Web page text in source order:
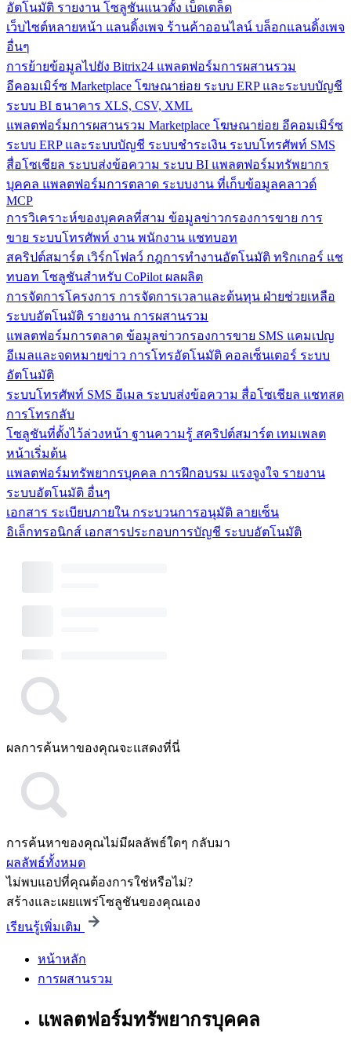
อัตโนมัติ รายงาน โซลูชันแนวตั้ง เบ็ดเตล็ด
เว็บไซต์หลายหน้า แลนดิ้งเพจ ร้านค้าออนไลน์ บล็อกแลนดิ้งเพจ
อื่นๆ
การย้ายข้อมูลไปยัง Bitrix24 แพลตฟอร์มการผสานรวม
อีคอมเมิร์ซ Marketplace โฆษณาย่อย ระบบ ERP และระบบบัญชี
ระบบ BI ธนาคาร XLS, CSV, XML
แพลตฟอร์มการผสานรวม Marketplace โฆษณาย่อย อีคอมเมิร์ซ
ระบบ ERP และระบบบัญชี ระบบชำระเงิน ระบบโทรศัพท์ SMS
สื่อโซเชียล ระบบส่งข้อความ ระบบ BI แพลตฟอร์มทรัพยากร
บุคคล แพลตฟอร์มการตลาด ระบบงาน ที่เก็บข้อมูลคลาวด์
MCP
การวิเคราะห์ของบุคคลที่สาม ข้อมูลข่าวกรองการขาย การ
ขาย ระบบโทรศัพท์ งาน พนักงาน แชทบอท
สคริปต์สมาร์ต เวิร์กโฟลว์ กฎการทำงานอัตโนมัติ ทริกเกอร์ แช
ทบอท โซลูชันสำหรับ CoPilot ผลผลิต
การจัดการโครงการ การจัดการเวลาและต้นทุน ฝ่ายช่วยเหลือ
ระบบอัตโนมัติ รายงาน การผสานรวม
แพลตฟอร์มการตลาด ข้อมูลข่าวกรองการขาย SMS แคมเปญ
อีเมลและจดหมายข่าว การโทรอัตโนมัติ คอลเซ็นเตอร์ ระบบ
อัตโนมัติ
ระบบโทรศัพท์ SMS อีเมล ระบบส่งข้อความ สื่อโซเชียล แชทสด
การโทรกลับ
โซลูชันที่ตั้งไว้ล่วงหน้า ฐานความรู้ สคริปต์สมาร์ต เทมเพลต
หน้าเริ่มต้น
แพลตฟอร์มทรัพยากรบุคคล การฝึกอบรม แรงจูงใจ รายงาน
ระบบอัตโนมัติ อื่นๆ
เอกสาร ระเบียบภายใน กระบวนการอนุมัติ ลายเซ็น
อิเล็กทรอนิกส์ เอกสารประกอบการบัญชี ระบบอัตโนมัติ
ผลการค้นหาของคุณจะแสดงที่นี่
การค้นหาของคุณไม่มีผลลัพธ์ใดๆ กลับมา
ผลลัพธ์ทั้งหมด
ไม่พบแอปที่คุณต้องการใช่หรือไม่?
สร้างและเผยแพร่โซลูชันของคุณเอง
เรียนรู้เพิ่มเติม
หน้าหลัก
การผสานรวม
แพลตฟอร์มทรัพยากรบุคคล